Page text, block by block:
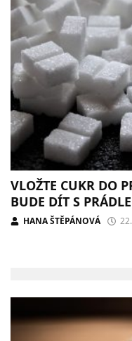
VLOŽTE CUKR DO
BUDE DÍT S
HANA ŠTĚPÁNOVÁ